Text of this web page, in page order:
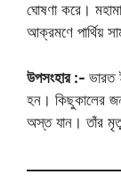
ঘোষণা করে।
আক্রমণে পার্থিয়
উপসংহার :- ভারত
হন। কিছুকালের
অস্ত যান। তাঁর